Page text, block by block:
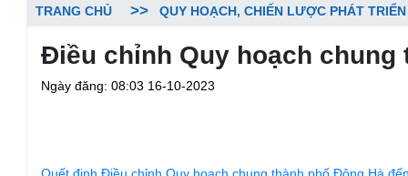
TRANG CHỦ QUY HOẠCH, CHIẾN LƯỢC PHÁT
Điều chỉnh Quy hoạch chung
Ngày đăng: 08:03 16-10-2023
Quết định Điều chỉnh Quy hoạch chung thành phố Đông Hà